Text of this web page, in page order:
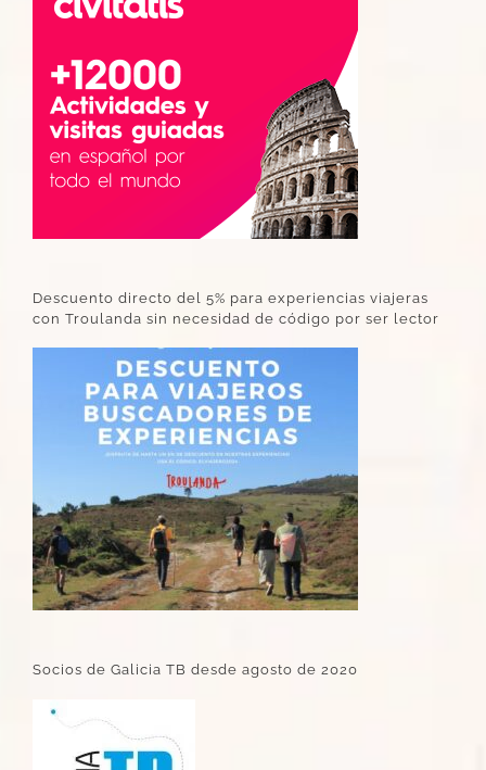
Descuento directo del 5% para experiencias viajeras
con Troulanda sin necesidad de código por ser lector
Socios de Galicia TB desde agosto de 2020